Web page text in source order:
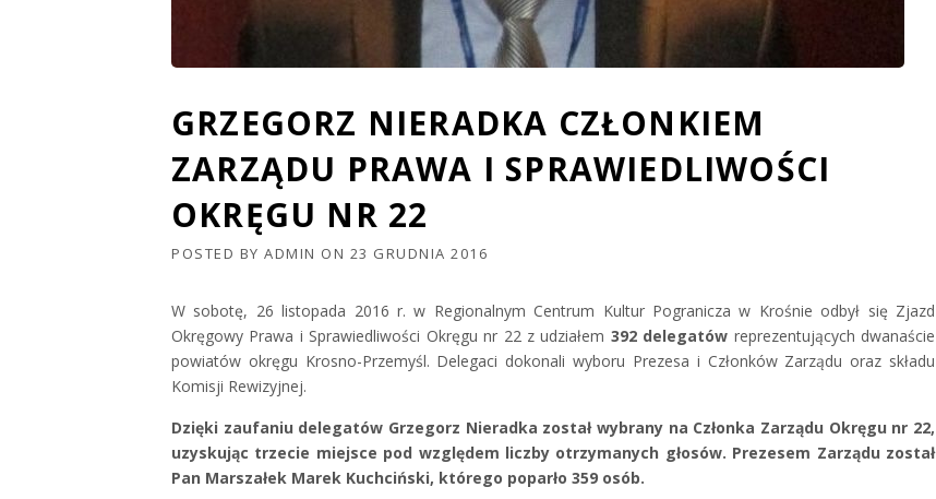
GRZEGORZ NIERADKA CZŁONKIEM
ZARZĄDU PRAWA I SPRAWIEDLIWOŚCI
OKRĘGU NR 22
POSTED BY ADMIN ON 23 GRUDNIA 2016
W sobotę, 26 listopada 2016 r. w Regionalnym Centrum Kultur Pogranicza w Krośnie odbył się Zjazd
Okręgowy Prawa i Sprawiedliwości Okręgu nr 22 z udziałem 392 delegatów reprezentujących dwanaście
powiatów okręgu Krosno-Przemyśl. Delegaci dokonali wyboru Prezesa i Członków Zarządu oraz składu
Komisji Rewizyjnej.
Dzięki zaufaniu delegatów Grzegorz Nieradka został wybrany na Członka Zarządu Okręgu nr 22,
uzyskując trzecie miejsce pod względem liczby otrzymanych głosów. Prezesem Zarządu został
Pan Marszałek Marek Kuchciński, którego poparło 359 osób.